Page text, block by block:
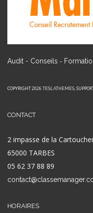
Audit - Conseils -
COPYRIGHT 2026 TESLATHEMES,
CONTACT
2 impasse de la
65000 TARBES
05 62 37 88 89
HORAIRES